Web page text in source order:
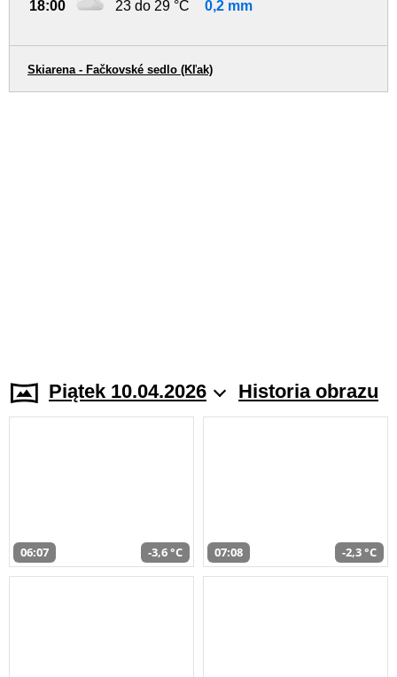
18:00 23 do 29 °C 0,2 mm
Skiarena - Fačkovské sedlo (Kľak)
Piątek 10.04.2026 Historia obrazu
06:07 -3,6 °C 07:08 -2,3 °C